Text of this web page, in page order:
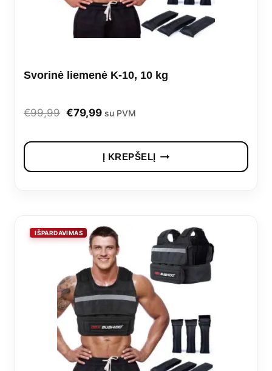
Svorinė liemenė K-10, 10 kg
€99,99 Original
€99,99.
€79,99Current
is:
€79,99.
su PVM
Į KREPŠELĮ